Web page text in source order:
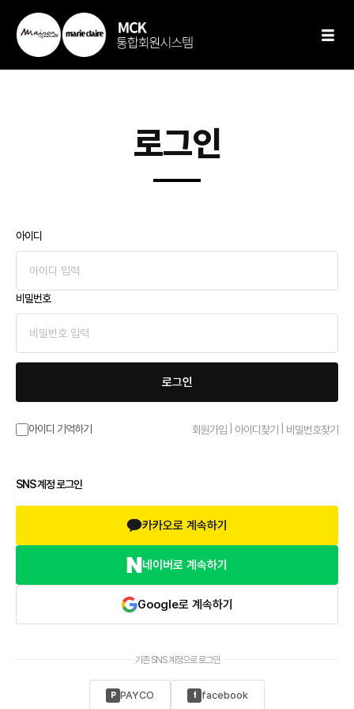
로그인
아이디
비밀번호
로그인
아이디 기억하기 회원가입 아이디찾기 비밀번호찾기
SNS 계정 로그인
카카오로 계속하기
네이버로 계속하기
Google로 계속하기
기존 SNS 계정으로 로그인
P PAYCO f facebook